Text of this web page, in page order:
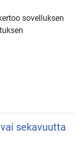
sovelluksen
sekavuutta